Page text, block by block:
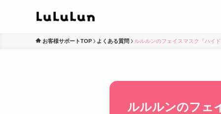
お客様サポートTOP よくある質問 ルルルンのフェイスマスク『ハイ
ルルルンのフェ